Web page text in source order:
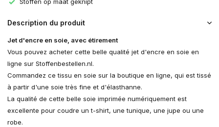
Description du produit
Jet d'encre en soie, avec étirement
Vous pouvez acheter cette belle qualité jet d'encre en soie en
ligne sur Stoffenbestellen.nl.
Commandez ce tissu en soie sur la boutique en ligne, qui est tissé
à partir d'une soie très fine et d'élasthanne.
La qualité de cette belle soie imprimée numériquement est
excellente pour coudre un t-shirt, une tunique, une jupe ou une
robe.